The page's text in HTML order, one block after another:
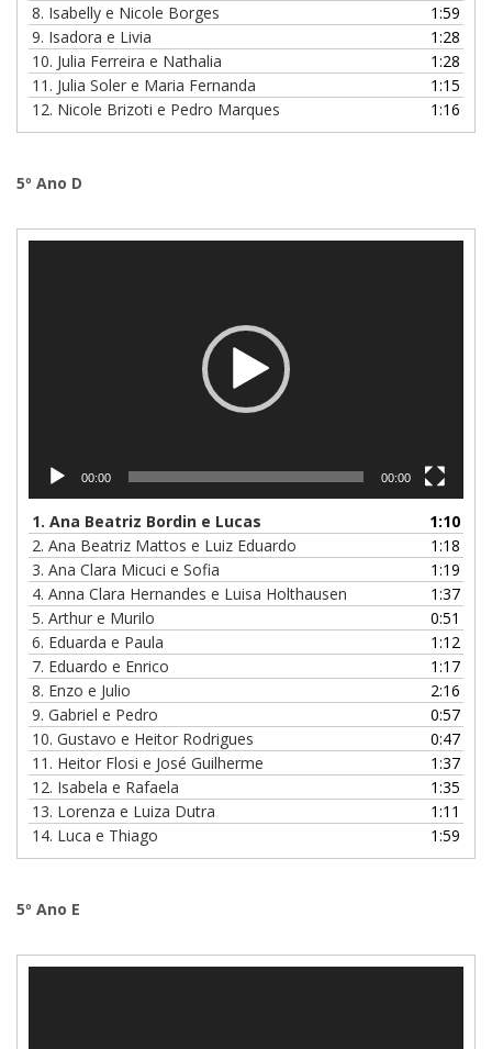
8. Isabelly e Nicole Borges
1:59
9. Isadora e Livia
1:28
10. Julia Ferreira e Nathalia
1:28
11. Julia Soler e Maria Fernanda
1:15
12. Nicole Brizoti e Pedro Marques
1:16
5º Ano D
00:00 00:00
1. Ana Beatriz Bordin e Lucas
1:10
2. Ana Beatriz Mattos e Luiz Eduardo
1:18
3. Ana Clara Micuci e Sofia
1:19
4. Anna Clara Hernandes e Luisa Holthausen
1:37
5. Arthur e Murilo
0:51
6. Eduarda e Paula
1:12
7. Eduardo e Enrico
1:17
8. Enzo e Julio
2:16
9. Gabriel e Pedro
0:57
10. Gustavo e Heitor Rodrigues
0:47
11. Heitor Flosi e José Guilherme
1:37
12. Isabela e Rafaela
1:35
13. Lorenza e Luiza Dutra
1:11
14. Luca e Thiago
1:59
5º Ano E